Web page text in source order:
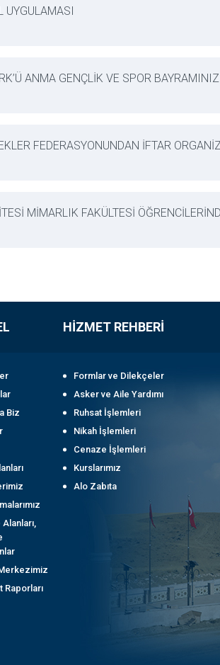
UYGULAMASI
ANMA GENÇLİK VE SPOR
FEDERASYONUNDAN İFTAR
MİMARLIK FAKÜLTESİ
Biz
Raporları
HİZMET REHBERİ
Formlar ve Dilekçeler
Asker ve Aile Yardımı
Ruhsat İşlemleri
Nikah İşlemleri
Cenaze İşlemleri
Kurslarımız
Alo Zabıta